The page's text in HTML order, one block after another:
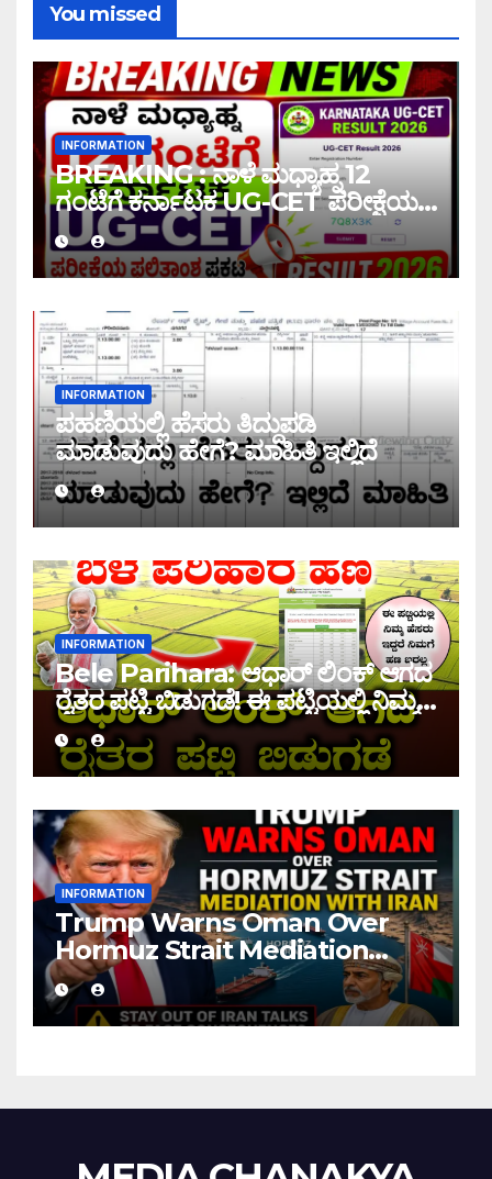
You missed
INFORMATION
BREAKING : ನಾಳೆ ಮಧ್ಯಾಹ್ನ 12
ಗಂಟೆಗೆ ಕರ್ನಾಟಕ UG-CET ಪರೀಕ್ಷೆಯ
ಫಲಿತಾಂಶ ಪ್ರಕಟ |UG-CET Result
2026
INFORMATION
ಪಹಣಿಯಲ್ಲಿ ಹೆಸರು ತಿದ್ದುಪಡಿ
ಮಾಡುವುದು ಹೇಗೆ? ಮಾಹಿತಿ ಇಲ್ಲಿದೆ
INFORMATION
Bele Parihara: ಆಧಾರ್ ಲಿಂಕ್ ಆಗದ
ರೈತರ ಪಟ್ಟಿ ಬಿಡುಗಡೆ! ಈ ಪಟ್ಟಿಯಲ್ಲಿ ನಿಮ್ಮ
ಹೆಸರು ಇದ್ದರೆ ನಿಮಗೆ ಹಣ ಜಮಾ ಆಗಲ್ಲ !
INFORMATION
Trump Warns Oman Over
Hormuz Strait Mediation
With Iran